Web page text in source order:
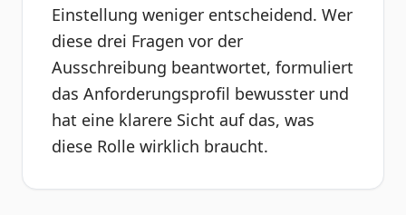
Einstellung weniger entscheidend. Wer
diese drei Fragen vor der
Ausschreibung beantwortet, formuliert
das Anforderungsprofil bewusster und
hat eine klarere Sicht auf das, was
diese Rolle wirklich braucht.